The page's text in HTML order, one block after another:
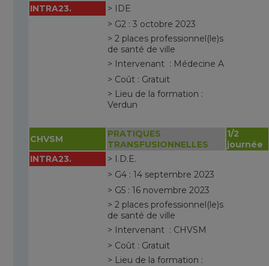
INTRA23.
> IDE
> G2 : 3 octobre 2023
> 2 places professionnel(le)s
de santé de ville
> Intervenant : Médecine A
> Coût : Gratuit
> Lieu de la formation :
Verdun
CHVSM
PRATIQUES
TRANSFUSIONNELLES
1/2
journée
INTRA23.
> I.D.E.
> G4 : 14 septembre 2023
> G5 : 16 novembre 2023
> 2 places professionnel(le)s
de santé de ville
> Intervenant : CHVSM
> Coût : Gratuit
> Lieu de la formation :